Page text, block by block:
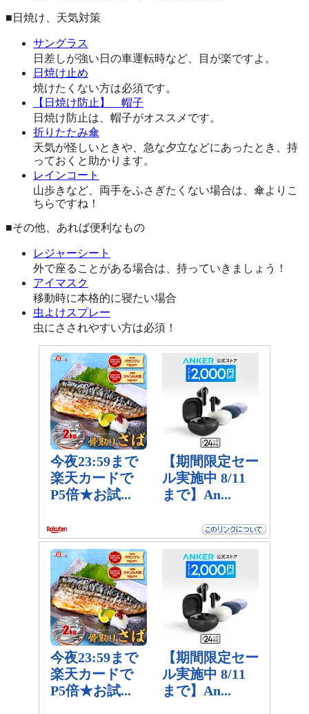
■日焼け、天気対策
サングラス
日差しが強い日の車運転時など、目が楽ですよ。
日焼け止め
焼けたくない方は必須です。
【日焼け防止】 帽子
日焼け防止は、帽子がオススメです。
折りたたみ傘
天気が怪しいときや、急な夕立などにあったとき、持
っておくと助かります。
レインコート
山歩きなど、両手をふさぎたくない場合は、傘よりこ
ちらですね！
■その他、あれば便利なもの
レジャーシート
外で座ることがある場合は、持っていきましょう！
アイマスク
移動時に本格的に寝たい場合
虫よけスプレー
虫にさされやすい方は必須！